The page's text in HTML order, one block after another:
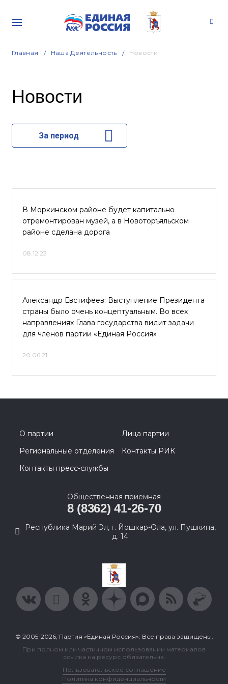
Главная Наша Деятельность Новости
Новости
За период
В Моркинском районе будет капитально
отремонтирован музей, а в Новоторъяльском
районе сделана дорога
08.12.23
Александр Евстифеев: Выступление Президента
страны было очень концептуальным. Во всех
направлениях Глава государства видит задачи
для членов партии «Единая Россия»
20.06.21
О партии
Лица партии
Региональные отделения
Контакты РИК
Контакты пресс-службы
Общественная приемная
8 (8362) 41-26-70
Республика Марий Эл, г. Йошкар-Ола, ул. Пушкина,
д. 14
© 2005-2026, Партия «Единая Россия». Все права защищены.
При полном или частичном использовании материалов
ссылка на ресурс обязательна.
Пользовательское соглашение
Политика конфиденциальности